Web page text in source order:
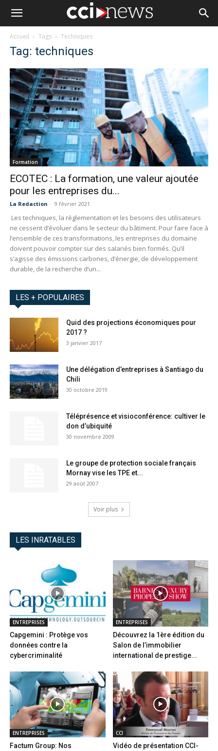
Accueil Tags Techniques
Tag: techniques
Formation
ECOTEC : La formation, une valeur ajoutée
pour les entreprises du...
La Redaction - 9 février 2021
Les techniques, la règlementation et les besoins des utilisateurs
ne cessent d’évoluer dans le secteur du bâtiment. Pour faire face à
l’ensemble de ces transformations, les entreprises du domaine
doivent pouvoir compter sur des salariés bien formés. Qu’il
s’agisse des émissions carbones, d’énergie, de développement
durable, de la recherche d’un...
LES + POPULAIRES
Quid des projections économiques pour
2017 ?
3 janvier 2017
Une délégation d’entreprises à Santiago du
Chili
30 octobre 2019
Téléprésence et visioconférence: cultiver le
don d’ubiquité
30 novembre 2009
Le groupe de protection sociale français
Mornay vise les TPE et...
29 août 2007
Voir plus
LES INRATABLES
ENTREPRISES
Capgemini : Protège vos
données contre la
cybercriminalité
ENTREPRISES
Découvrez la 1ère édition du
Salon de l’immobilier
international de prestige...
ENTREPRISES
Factum Group: Nos
CCI
Vidéo de présentation CCI-